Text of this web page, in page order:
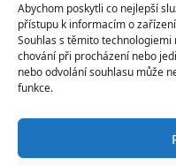
Abychom poskytli co nejlepší
přístupu k informacím o
Souhlas s těmito
chování při procházení nebo
nebo odvolání souhlasu může
funkce.
Veškeré údaje,
těchto webových